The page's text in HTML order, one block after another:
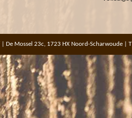
De Mossel 23c, 1723 HX Noord-Scharwoude |